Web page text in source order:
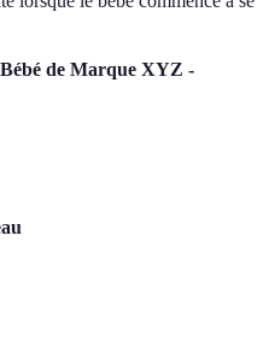
de Marque XYZ -